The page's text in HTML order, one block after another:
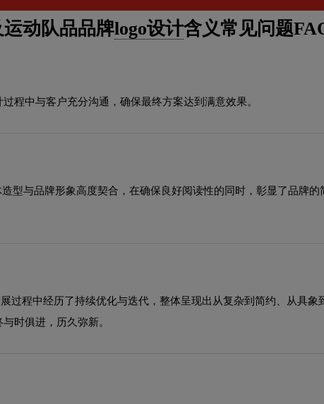
动队品品牌logo设计含义常见问题
程中与客户充分沟通，确保最终方案达到满意效果。
型与品牌形象高度契合，在确保良好阅读性的同时，彰显了品牌
过程中经历了持续优化与迭代，整体呈现出从复杂到简约、从具
时俱进，历久弥新。